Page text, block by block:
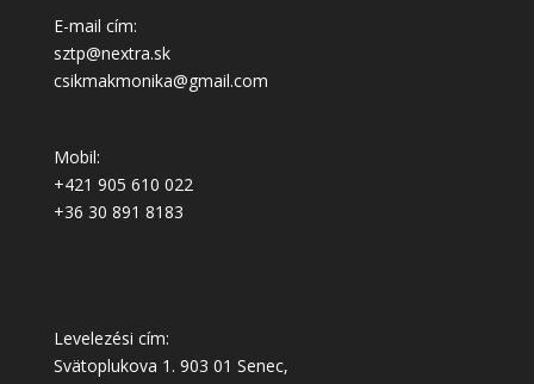
E-mail cím:
sztp@nextra.sk
csikmakmonika@gmail.com
Mobil:
+421 905 610 022
+36 30 891 8183
Levelezési cím:
Svätoplukova 1. 903 01 Senec,